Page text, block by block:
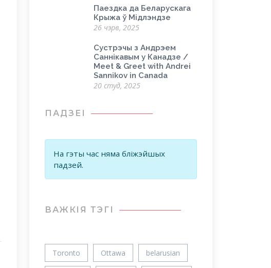
Паездка да Беларускага
Крыжа ў Мідлэндзе
26 чэрв, 2025
Сустрэчы з Андрэем
Саннікавым у Канадзе /
Meet & Greet with Andrei
Sannikov in Canada
20 студ, 2025
ПАДЗЕІ
На гэты час няма бліжэйшых
падзей.
ВАЖКIЯ ТЭГІ
Toronto Ottawa belarusian